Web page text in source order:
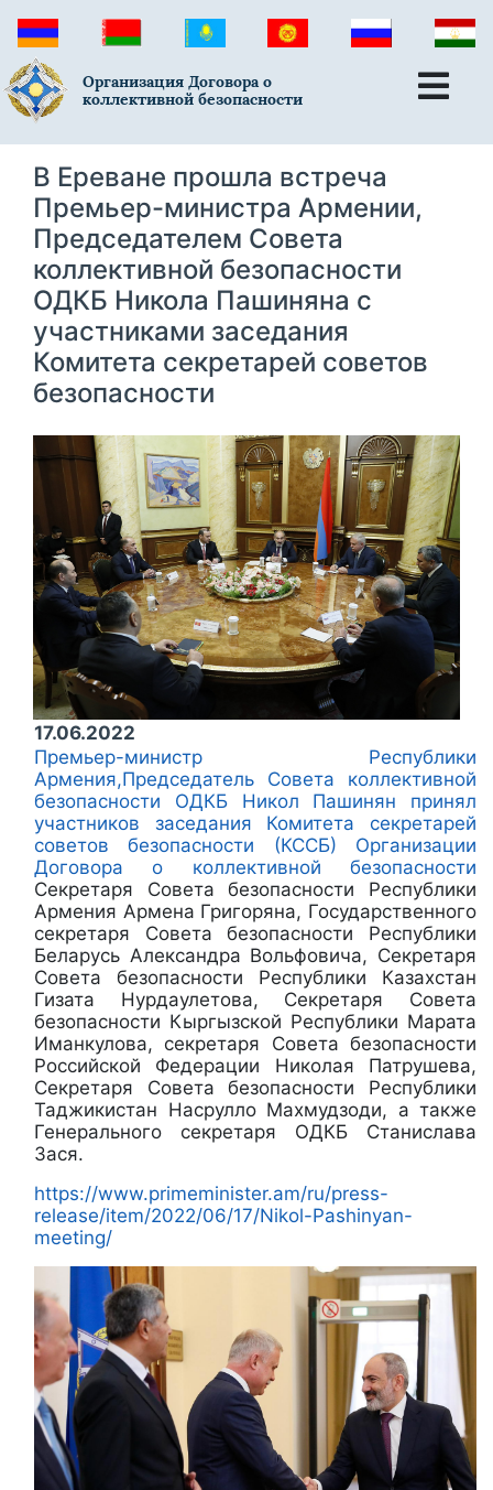
Организация Договора о
коллективной безопасности
В Ереване прошла встреча
Премьер-министра Армении,
Председателем Совета
коллективной безопасности
ОДКБ Никола Пашиняна с
участниками заседания
Комитета секретарей советов
безопасности
17.06.2022
Премьер-министр Республики
Армения,Председатель Совета коллективной
безопасности ОДКБ Никол Пашинян принял
участников заседания Комитета секретарей
советов безопасности (КССБ) Организации
Договора о коллективной безопасности
Секретаря Совета безопасности Республики
Армения Армена Григоряна, Государственного
секретаря Совета безопасности Республики
Беларусь Александра Вольфовича, Секретаря
Совета безопасности Республики Казахстан
Гизата Нурдаулетова, Секретаря Совета
безопасности Кыргызской Республики Марата
Иманкулова, секретаря Совета безопасности
Российской Федерации Николая Патрушева,
Секретаря Совета безопасности Республики
Таджикистан Насрулло Махмудзоди, а также
Генерального секретаря ОДКБ Станислава
Зася.
https://www.primeminister.am/ru/press-
release/item/2022/06/17/Nikol-Pashinyan-
meeting/